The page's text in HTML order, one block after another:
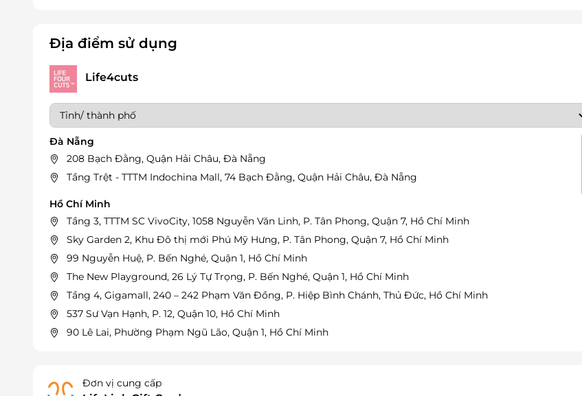
Địa điểm sử dụng
Life4cuts
Đà Nẵng
208 Bạch Đằng, Quận Hải Châu, Đà Nẵng
Tầng Trệt - TTTM Indochina Mall, 74 Bạch Đằng, Quận Hải Châu, Đà Nẵng
Hồ Chí Minh
Tầng 3, TTTM SC VivoCity, 1058 Nguyễn Văn Linh, P. Tân Phong, Quận 7, Hồ Chí Minh
Sky Garden 2, Khu Đô thị mới Phú Mỹ Hưng, P. Tân Phong, Quận 7, Hồ Chí Minh
99 Nguyễn Huệ, P. Bến Nghé, Quận 1, Hồ Chí Minh
The New Playground, 26 Lý Tự Trọng, P. Bến Nghé, Quận 1, Hồ Chí Minh
Tầng 4, Gigamall, 240 – 242 Phạm Văn Đồng, P. Hiệp Bình Chánh, Thủ Đức, Hồ Chí Minh
537 Sư Vạn Hạnh, P. 12, Quận 10, Hồ Chí Minh
90 Lê Lai, Phường Phạm Ngũ Lão, Quận 1, Hồ Chí Minh
27 Thảo Điền, P. Thảo Điền, Thủ Đức, Hồ Chí Minh
Đơn vị cung cấp